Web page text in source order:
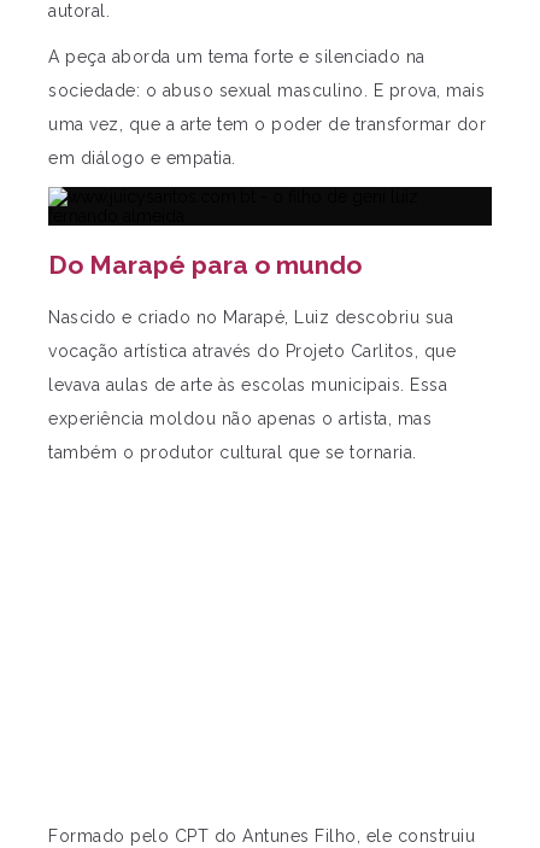
autoral.
A peça aborda um tema forte e silenciado na
sociedade: o abuso sexual masculino. E prova, mais
uma vez, que a arte tem o poder de transformar dor
em diálogo e empatia.
Do Marapé para o mundo
Nascido e criado no Marapé, Luiz descobriu sua
vocação artística através do Projeto Carlitos, que
levava aulas de arte às escolas municipais. Essa
experiência moldou não apenas o artista, mas
também o produtor cultural que se tornaria.
Formado pelo CPT do Antunes Filho, ele construiu